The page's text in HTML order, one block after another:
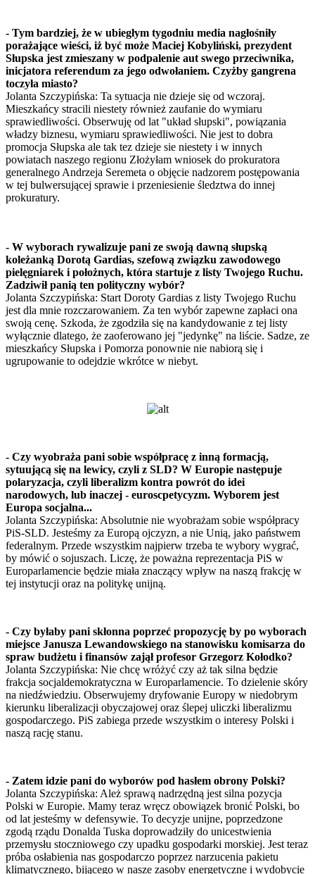
- Tym bardziej, że w ubiegłym tygodniu media nagłośniły
porażające wieści, iż być może Maciej Kobyliński, prezydent
Słupska jest zmieszany w podpalenie aut swego przeciwnika,
inicjatora referendum za jego odwołaniem. Czyżby gangrena
toczyła miasto?
Jolanta Szczypińska: Ta sytuacja nie dzieje się od wczoraj.
Mieszkańcy stracili niestety również zaufanie do wymiaru
sprawiedliwości. Obserwuję od lat "układ słupski", powiązania
władzy biznesu, wymiaru sprawiedliwości. Nie jest to dobra
promocja Słupska ale tak tez dzieje sie niestety i w innych
powiatach naszego regionu Złożyłam wniosek do prokuratora
generalnego Andrzeja Seremeta o objęcie nadzorem postępowania
w tej bulwersującej sprawie i przeniesienie śledztwa do innej
prokuratury.
- W wyborach rywalizuje pani ze swoją dawną słupską
koleżanką Dorotą Gardias, szefową związku zawodowego
pielęgniarek i położnych, która startuje z listy Twojego Ruchu.
Zadziwił panią ten polityczny wybór?
Jolanta Szczypińska: Start Doroty Gardias z listy Twojego Ruchu
jest dla mnie rozczarowaniem. Za ten wybór zapewne zapłaci ona
swoją cenę. Szkoda, że zgodziła się na kandydowanie z tej listy
wyłącznie dlatego, że zaoferowano jej "jedynkę" na liście. Sadze, ze
mieszkańcy Słupska i Pomorza ponownie nie nabiorą się i
ugrupowanie to odejdzie wkrótce w niebyt.
- Czy wyobraża pani sobie współpracę z inną formacją,
sytuującą się na lewicy, czyli z SLD? W Europie następuje
polaryzacja, czyli liberalizm kontra powrót do idei
narodowych, lub inaczej - euroscpetycyzm. Wyborem jest
Europa socjalna...
Jolanta Szczypińska: Absolutnie nie wyobrażam sobie współpracy
PiS-SLD. Jesteśmy za Europą ojczyzn, a nie Unią, jako państwem
federalnym. Przede wszystkim najpierw trzeba te wybory wygrać,
by mówić o sojuszach. Liczę, że poważna reprezentacja PiS w
Europarlamencie będzie miała znaczący wpływ na naszą frakcję w
tej instytucji oraz na politykę unijną.
- Czy byłaby pani skłonna poprzeć propozycję by po wyborach
miejsce Janusza Lewandowskiego na stanowisku komisarza do
spraw budżetu i finansów zajął profesor Grzegorz Kołodko?
Jolanta Szczypińska: Nie chcę wróżyć czy aż tak silna będzie
frakcja socjaldemokratyczna w Europarlamencie. To dzielenie skóry
na niedźwiedziu. Obserwujemy dryfowanie Europy w niedobrym
kierunku liberalizacji obyczajowej oraz ślepej uliczki liberalizmu
gospodarczego. PiS zabiega przede wszystkim o interesy Polski i
naszą rację stanu.
- Zatem idzie pani do wyborów pod hasłem obrony Polski?
Jolanta Szczypińska: Ależ sprawą nadrzędną jest silna pozycja
Polski w Europie. Mamy teraz wręcz obowiązek bronić Polski, bo
od lat jesteśmy w defensywie. To decyzje unijne, poprzedzone
zgodą rządu Donalda Tuska doprowadziły do unicestwienia
przemysłu stoczniowego czy upadku gospodarki morskiej. Jest teraz
próba osłabienia nas gospodarczo poprzez narzucenia pakietu
klimatycznego, bijącego w nasze zasoby energetyczne i wydobycie